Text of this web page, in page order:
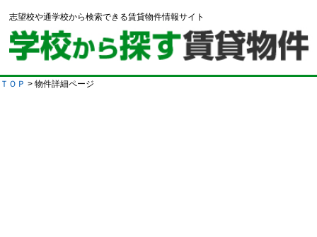
志望校や通学校から検索できる賃貸物件情報サイト
ＴＯＰ > 物件詳細ページ